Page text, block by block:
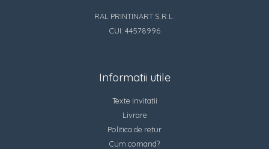
RAL PRINTINART S.R.L.
CUI: 44578996
Informatii utile
Texte invitatii
Livrare
Politica de retur
Cum comand?